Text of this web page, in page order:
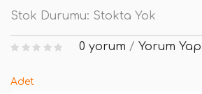
Stok Durumu: Stokta Yok
0 yorum / Yorum Yap
Adet